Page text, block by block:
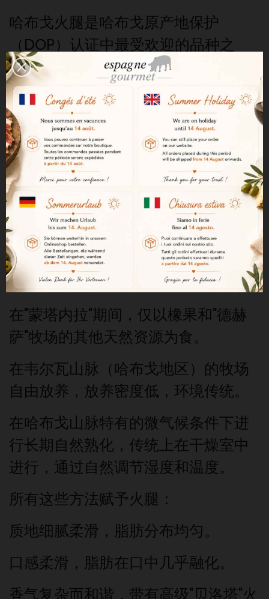
哈布戈火腿是哈布戈原产地保护
（DOP）认证中最受欢迎的品种之
一。
在哈布戈原产地保护（DOP）体系
中 ，“SUMMUM”
等级代表最高品质。
要获得该等级认证，火腿必须满足严
格的品种、饲养、饲料、年龄和熟成
标准。
“SUMMUM”火腿具有以下特征：
100%纯种伊比利亚黑猪（pata
negra）
在"蒙塔内拉"期间， 仅以橡果和"德赫
萨"牧场的其他天然资源为食。
在韦尔瓦山脉（哈布戈地区） 的牧场
自由放养，放养密度低， 环境传统。
在哈布戈山脉特有的微气候条件下进
行长期自然熟化， 传统上在干燥室中
进行 ，通过自然调节湿度和温度。
所有这些方法赋予火腿：
质地细腻柔滑，脂肪分布均匀。
口感柔滑，脂肪在口中几乎融化。
香气复杂而和谐，带有高级"贝洛塔"火